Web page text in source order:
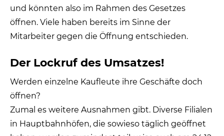
und könnten also im Rahmen des Gesetzes
öffnen. Viele haben bereits im Sinne der
Mitarbeiter gegen die Öffnung entschieden.
Der Lockruf des Umsatzes!
Werden einzelne Kaufleute ihre Geschäfte doch
öffnen?
Zumal es weitere Ausnahmen gibt. Diverse Filialen
in Hauptbahnhöfen, die sowieso täglich geöffnet